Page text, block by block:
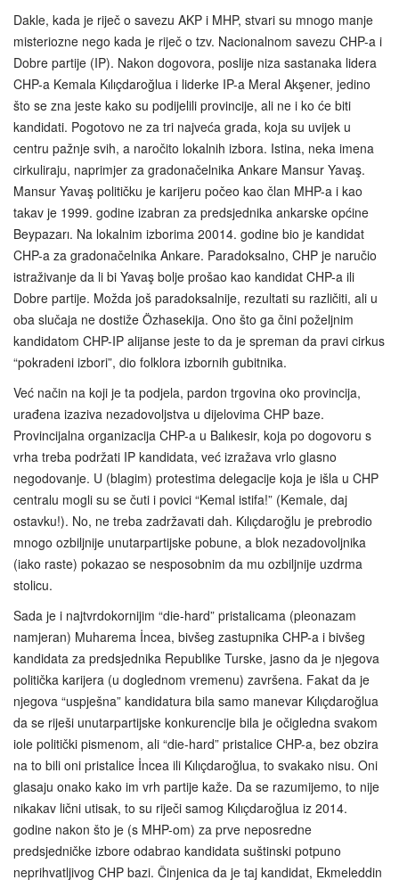
Dakle, kada je riječ o savezu AKP i MHP, stvari su mnogo manje
misteriozne nego kada je riječ o tzv. Nacionalnom savezu CHP-a i
Dobre partije (IP). Nakon dogovora, poslije niza sastanaka lidera
CHP-a Kemala Kılıçdaroğlua i liderke IP-a Meral Akşener, jedino
što se zna jeste kako su podijelili provincije, ali ne i ko će biti
kandidati. Pogotovo ne za tri najveća grada, koja su uvijek u
centru pažnje svih, a naročito lokalnih izbora. Istina, neka imena
cirkuliraju, naprimjer za gradonačelnika Ankare Mansur Yavaş.
Mansur Yavaş političku je karijeru počeo kao član MHP-a i kao
takav je 1999. godine izabran za predsjednika ankarske općine
Beypazarı. Na lokalnim izborima 20014. godine bio je kandidat
CHP-a za gradonačelnika Ankare. Paradoksalno, CHP je naručio
istraživanje da li bi Yavaş bolje prošao kao kandidat CHP-a ili
Dobre partije. Možda još paradoksalnije, rezultati su različiti, ali u
oba slučaja ne dostiže Özhasekija. Ono što ga čini poželjnim
kandidatom CHP-IP alijanse jeste to da je spreman da pravi cirkus
“pokradeni izbori”, dio folklora izbornih gubitnika.
Već način na koji je ta podjela, pardon trgovina oko provincija,
urađena izaziva nezadovoljstva u dijelovima CHP baze.
Provincijalna organizacija CHP-a u Balıkesir, koja po dogovoru s
vrha treba podržati IP kandidata, već izražava vrlo glasno
negodovanje. U (blagim) protestima delegacije koja je išla u CHP
centralu mogli su se čuti i povici “Kemal istifa!” (Kemale, daj
ostavku!). No, ne treba zadržavati dah. Kılıçdaroğlu je prebrodio
mnogo ozbiljnije unutarpartijske pobune, a blok nezadovoljnika
(iako raste) pokazao se nesposobnim da mu ozbiljnije uzdrma
stolicu.
Sada je i najtvrdokornijim “die-hard” pristalicama (pleonazam
namjeran) Muharema İncea, bivšeg zastupnika CHP-a i bivšeg
kandidata za predsjednika Republike Turske, jasno da je njegova
politička karijera (u doglednom vremenu) završena. Fakat da je
njegova “uspješna” kandidatura bila samo manevar Kılıçdaroğlua
da se riješi unutarpartijske konkurencije bila je očigledna svakom
iole politički pismenom, ali “die-hard” pristalice CHP-a, bez obzira
na to bili oni pristalice İncea ili Kılıçdaroğlua, to svakako nisu. Oni
glasaju onako kako im vrh partije kaže. Da se razumijemo, to nije
nikakav lični utisak, to su riječi samog Kılıçdaroğlua iz 2014.
godine nakon što je (s MHP-om) za prve neposredne
predsjedničke izbore odabrao kandidata suštinski potpuno
neprihvatljivog CHP bazi. Činjenica da je taj kandidat, Ekmeleddin